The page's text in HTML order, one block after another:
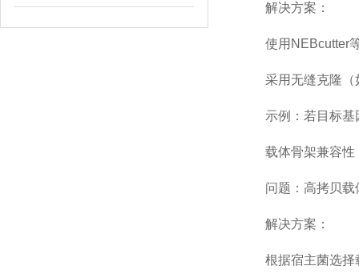
解决方案：
使用NEBcutter等
采用无缝克隆（如
示例：若目标基因
载体骨架兼容性
问题：高拷贝载体
解决方案：
根据宿主菌选择载